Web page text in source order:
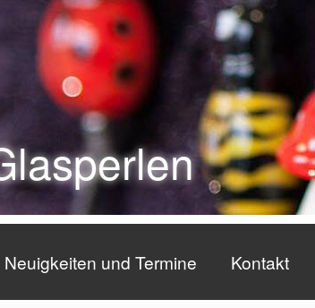
Neuigkeiten und Termine Kontakt